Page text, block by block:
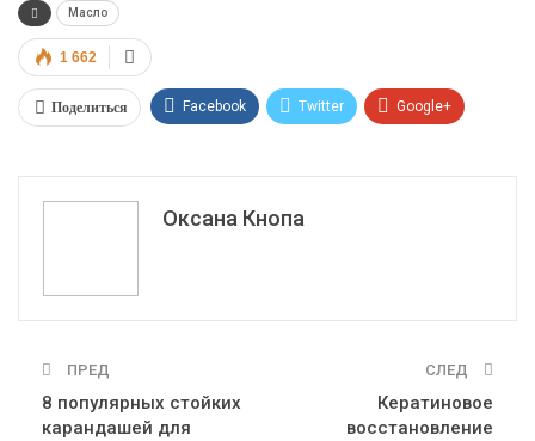
Масло
1 662
Поделиться Facebook Twitter Google+
Эл. адрес
Оксана Кнопа
ПРЕД
8 популярных стойких
карандашей для
СЛЕД
Кератиновое
восстановление